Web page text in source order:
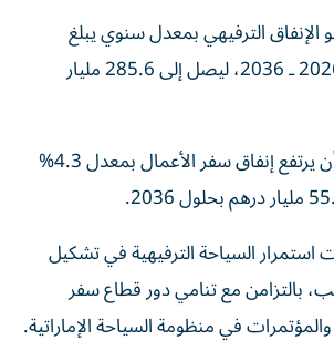
الإنفاق الترفيهي بمعدل سنوي يبلغ
5.8% خلال الفترة 2026 ـ 2036، ليصل إلى 285.6 مليار
في المقابل، يُتوقع أن يرتفع إنفاق سفر الأعمال بمعدل 4.3%
استمرار السياحة الترفيهية في تشكيل
بالتزامن مع تنامي دور قطاع سفر
في منظومة السياحة الإماراتية.